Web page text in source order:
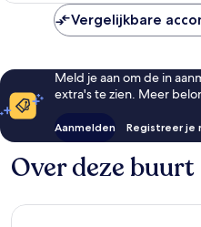
Vergelijkbare
Meld je aan om de in
extra's te zien. Meer
Aanmelden Registreer je
Over deze buurt